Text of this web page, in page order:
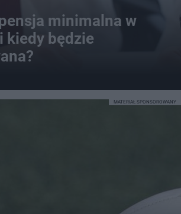
minimalna w
kiedy będzie
MATERIAŁ SPONSOROWANY